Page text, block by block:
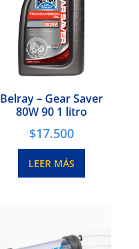
Belray – Gear Saver
80W 90 1 litro
$17.500
LEER MÁS